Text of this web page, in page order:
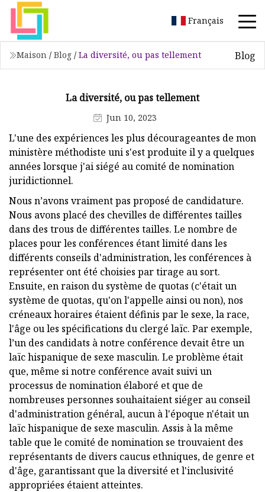
Français
Maison / Blog / La diversité, ou pas tellement Blog
La diversité, ou pas tellement
Jun 10, 2023
L'une des expériences les plus décourageantes de mon
ministère méthodiste uni s'est produite il y a quelques
années lorsque j'ai siégé au comité de nomination
juridictionnel.
Nous n’avons vraiment pas proposé de candidature.
Nous avons placé des chevilles de différentes tailles
dans des trous de différentes tailles. Le nombre de
places pour les conférences étant limité dans les
différents conseils d'administration, les conférences à
représenter ont été choisies par tirage au sort.
Ensuite, en raison du système de quotas (c'était un
système de quotas, qu'on l'appelle ainsi ou non), nos
créneaux horaires étaient définis par le sexe, la race,
l'âge ou les spécifications du clergé laïc. Par exemple,
l’un des candidats à notre conférence devait être un
laïc hispanique de sexe masculin. Le problème était
que, même si notre conférence avait suivi un
processus de nomination élaboré et que de
nombreuses personnes souhaitaient siéger au conseil
d'administration général, aucun à l'époque n'était un
laïc hispanique de sexe masculin. Assis à la même
table que le comité de nomination se trouvaient des
représentants de divers caucus ethniques, de genre et
d'âge, garantissant que la diversité et l'inclusivité
appropriées étaient atteintes.